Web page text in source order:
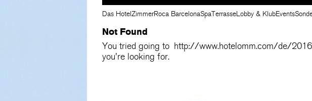
Das HotelZimmerRoca BarcelonaSpaTerrasseLobby & KlubEvents
Not Found
You tried going to http://www.hotelomm.com/de/
you're looking for.